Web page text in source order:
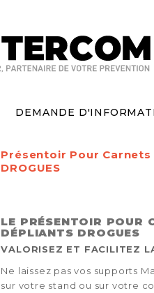
DEMANDE
Présentoir Pour
DROGUES
LE PRÉSENTOIR POUR
DÉPLIANTS DROGUES
VALORISEZ ET FACILITEZ
Ne laissez pas vos supports
sur votre stand ou sur votre